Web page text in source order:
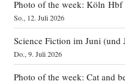
Photo of the week: Köln Hbf
So., 12. Juli 2026
Science Fiction im Juni (und
Do., 9. Juli 2026
Photo of the week: Cat and